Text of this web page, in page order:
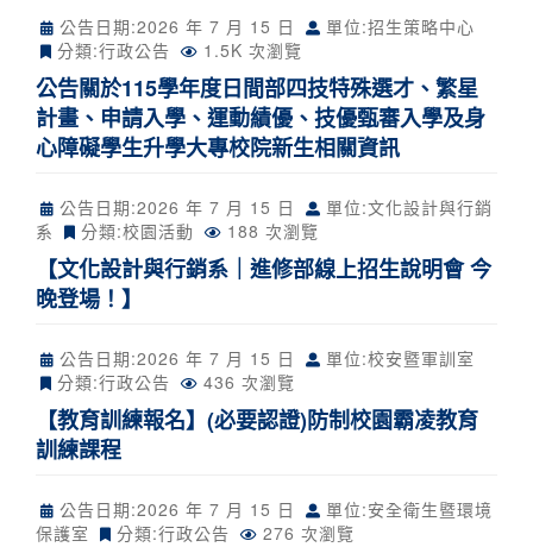
公告日期:2026 年 7 月 15 日
單位:招生策略中心
分類:行政公告 1.5K 次瀏覽
公告關於115學年度日間部四技特殊選才、繁星
計畫、申請入學、運動績優、技優甄審入學及身
心障礙學生升學大專校院新生相關資訊
公告日期:2026 年 7 月 15 日
單位:文化設計與行銷
系
分類:校園活動 188 次瀏覽
【文化設計與行銷系｜進修部線上招生說明會 今
晚登場！】
公告日期:2026 年 7 月 15 日
單位:校安暨軍訓室
分類:行政公告 436 次瀏覽
【教育訓練報名】(必要認證)防制校園霸凌教育
訓練課程
公告日期:2026 年 7 月 15 日
單位:安全衛生暨環境
保護室
分類:行政公告 276 次瀏覽